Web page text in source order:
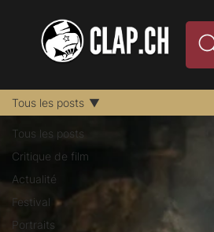
Tous les posts
Critique de film
Actualité
Festival
Portraits
Tous les posts